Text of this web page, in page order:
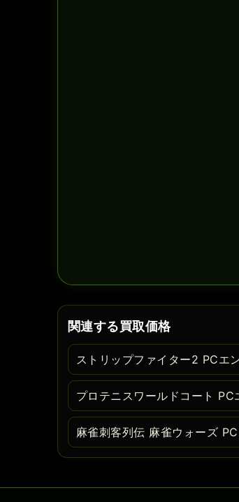
関連する買取価格
ストリップファイター2 PCエ
プロテニスワールドコート PC
麻雀刺客列伝 麻雀ウォーズ